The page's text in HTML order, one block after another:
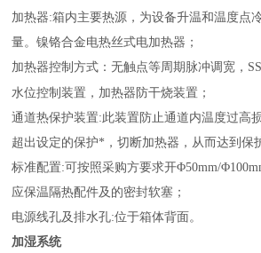
加热器:箱内主要热源，为设备升温和温度点
量。镍铬合金电热丝式电加热器；
加热器控制方式：无触点等周期脉冲调宽，
水位控制装置，加热器防干烧装置 ；
通道热保护装置:此装置防止通道内温度过高
超出设定的保护*，切断加热器，从而达到保
标准配置:可按照采购方要求开Φ50mm/
应保温隔热配件及的密封软塞；
电源线孔及排水孔:位于箱体背面。
加湿系统